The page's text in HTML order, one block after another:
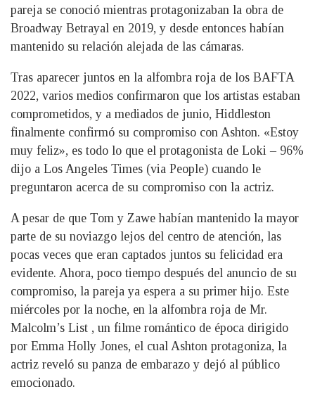
pareja se conoció mientras protagonizaban la obra de
Broadway Betrayal en 2019, y desde entonces habían
mantenido su relación alejada de las cámaras.
Tras aparecer juntos en la alfombra roja de los BAFTA
2022, varios medios confirmaron que los artistas estaban
comprometidos, y a mediados de junio, Hiddleston
finalmente confirmó su compromiso con Ashton. «Estoy
muy feliz», es todo lo que el protagonista de Loki – 96%
dijo a Los Angeles Times (via People) cuando le
preguntaron acerca de su compromiso con la actriz.
A pesar de que Tom y Zawe habían mantenido la mayor
parte de su noviazgo lejos del centro de atención, las
pocas veces que eran captados juntos su felicidad era
evidente. Ahora, poco tiempo después del anuncio de su
compromiso, la pareja ya espera a su primer hijo. Este
miércoles por la noche, en la alfombra roja de Mr.
Malcolm’s List , un filme romántico de época dirigido
por Emma Holly Jones, el cual Ashton protagoniza, la
actriz reveló su panza de embarazo y dejó al público
emocionado.